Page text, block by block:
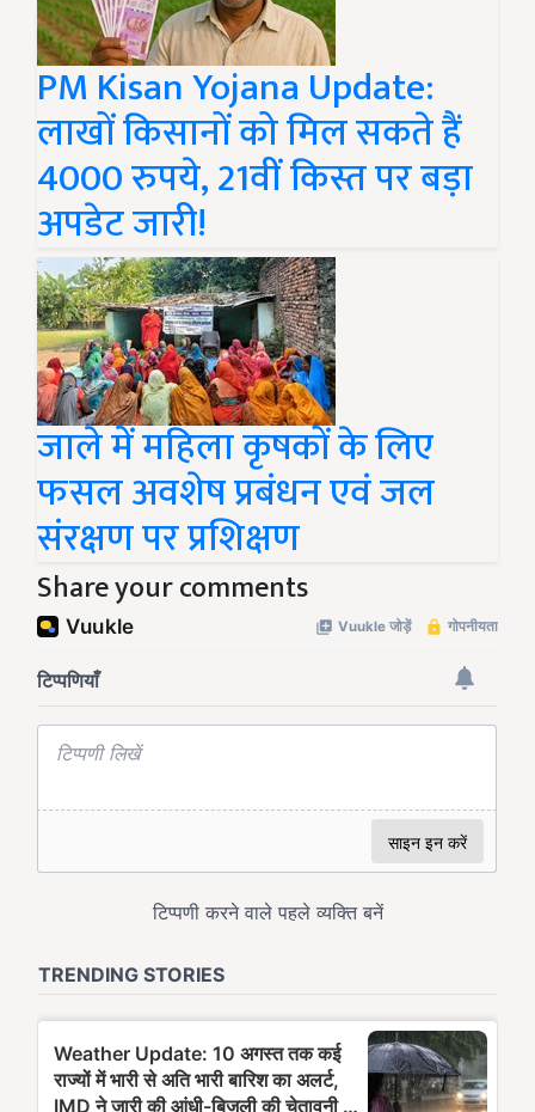
PM Kisan Yojana Update:
लाखों किसानों को मिल सकते हैं
4000 रुपये, 21वीं किस्त पर बड़ा
अपडेट जारी!
जाले में महिला कृषकों के लिए
फसल अवशेष प्रबंधन एवं जल
संरक्षण पर प्रशिक्षण
Share your comments